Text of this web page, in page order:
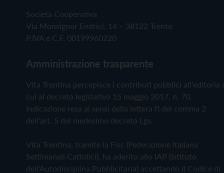
Società Cooperativa
Via Monsignor Endrici, 14 – 38122 Trento
P.IVA e C.F. 00199960220
Amministrazione trasparente
Vita Trentina percepisce i contributi pubblici all'editoria
cui al decreto legislativo 15 maggio 2017, n. 70.
Indicazione resa ai sensi della lettera f) del comma 2
dell'art. 5 del medesimo decreto Lgs.
Vita Trentina, tramite la Fisc (Federazione Italiana
Settimanali Cattolici), ha aderito allo IAP (Istituto
dell'Autodisciplina Pubblicitaria) accettando il Codice di